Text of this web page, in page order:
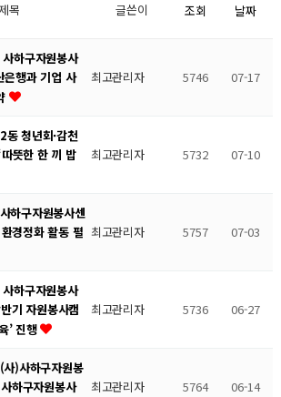
목 글쓴이 조회 날짜
하구자원봉사
행과 기업 사
최고관리자 5746 07-17
청년회·감천
뜻한 한 끼 밥
최고관리자 5732 07-10
하구자원봉사센
경정화 활동 펼 최고관리자 5757 07-03
하구자원봉사
기 자원봉사캠
’ 진행
최고관리자 5736 06-27
)사하구자원봉
하구자원봉사
최고관리자 5764 06-14